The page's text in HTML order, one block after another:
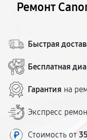
Ремонт
Быстрая
Бесплатная
Гарантия на
Экспресс
Стоимость от